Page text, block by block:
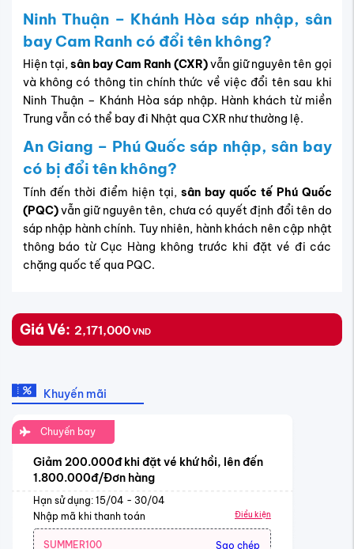
Ninh Thuận – Khánh Hòa sáp nhập, sân
bay Cam Ranh có đổi tên không?
Hiện tại,sân bay Cam Ranh (CXR)vẫn giữ nguyên tên gọi
và không có thông tin chính thức về việc đổi tên sau khi
Ninh Thuận – Khánh Hòa sáp nhập. Hành khách từ miền
Trung vẫn có thể bay đi Nhật qua CXR như thường lệ.
An Giang – Phú Quốc sáp nhập, sân bay
có bị đổi tên không?
Tính đến thời điểm hiện tại, sân bay quốc tế Phú Quốc
(PQC)vẫn giữ nguyên tên, chưa có quyết định đổi tên do
sáp nhập hành chính. Tuy nhiên, hành khách nên cập nhật
thông báo từ Cục Hàng không trước khi đặt vé đi các
chặng quốc tế qua PQC.
Giá Vé: 2,171,000VND
Khuyến mãi
Chuyến bay
Giảm 200.000đ khi đặt vé khứ hồi, lên đến
1.800.000đ/Đơn hàng
Hạn sử dụng: 15/04 - 30/04
Nhập mã khi thanh toán
Điều kiện
SUMMER100 Sao chép